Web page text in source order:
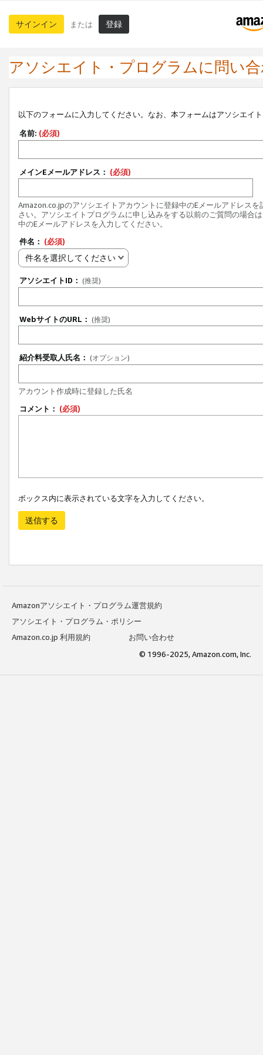
サインイン または 登録
アソシエイト・プログラムに問い
以下のフォームに入力してください。なお、本フォームはアソシエイ
名前: (必須)
メインEメールアドレス： (必須)
Amazon.co.jpのアソシエイトアカウントに登録中のEメールアドレスを
さい。アソシエイトプログラムに申し込みをする以前のご質問の場合
中のEメールアドレスを入力してください。
件名： (必須)
件名を選択してください
アソシエイトID： (推奨)
WebサイトのURL： (推奨)
紹介料受取人氏名： (オプション)
アカウント作成時に登録した氏名
コメント： (必須)
ボックス内に表示されている文字を入力してください。
送信する
Amazonアソシエイト・プログラム運営規約
アソシエイト・プログラム・ポリシー
Amazon.co.jp 利用規約
お問い合わせ
© 1996-2025, Amazon.com, Inc.